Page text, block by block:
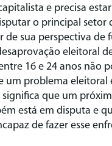
e precisa
o principal setor
de sua perspectiva de
eleitoral
16 e 24 anos não
um problema eleitoral
que um
está em disputa e
de fazer esse